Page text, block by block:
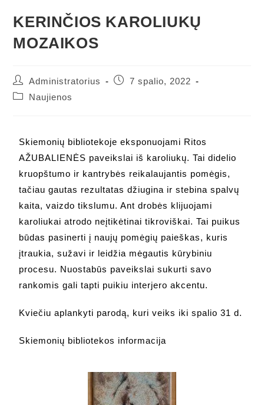
KERINČIOS KAROLIUKŲ
MOZAIKOS
Administratorius
7 spalio, 2022
Naujienos
Skiemonių bibliotekoje eksponuojami Ritos
AŽUBALIENĖS paveikslai iš karoliukų. Tai didelio
kruopštumo ir kantrybės reikalaujantis pomėgis,
tačiau gautas rezultatas džiugina ir stebina spalvų
kaita, vaizdo tikslumu. Ant drobės klijuojami
karoliukai atrodo neįtikėtinai tikroviškai. Tai puikus
būdas pasinerti į naujų pomėgių paieškas, kuris
įtraukia, sužavi ir leidžia mėgautis kūrybiniu
procesu. Nuostabūs paveikslai sukurti savo
rankomis gali tapti puikiu interjero akcentu.
Kviečiu aplankyti parodą, kuri veiks iki spalio 31 d.
Skiemonių bibliotekos informacija